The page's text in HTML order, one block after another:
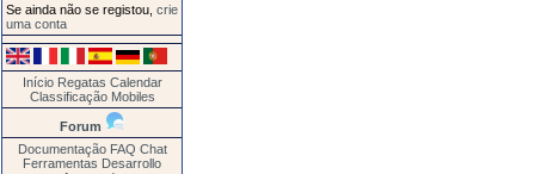
Se ainda não se registou, crie
uma conta
Início Regatas Calendar
Classificação Mobiles
Forum
Documentação FAQ Chat
Ferramentas Desarrollo